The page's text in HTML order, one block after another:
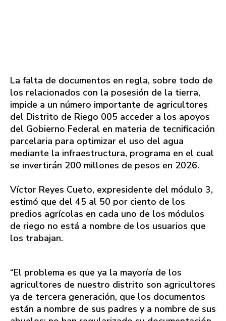
La falta de documentos en regla, sobre todo de
los relacionados con la posesión de la tierra,
impide a un número importante de agricultores
del Distrito de Riego 005 acceder a los apoyos
del Gobierno Federal en materia de tecnificación
parcelaria para optimizar el uso del agua
mediante la infraestructura, programa en el cual
se invertirán 200 millones de pesos en 2026.
Víctor Reyes Cueto, expresidente del módulo 3,
estimó que del 45 al 50 por ciento de los
predios agrícolas en cada uno de los módulos
de riego no está a nombre de los usuarios que
los trabajan.
“El problema es que ya la mayoría de los
agricultores de nuestro distrito son agricultores
ya de tercera generación, que los documentos
están a nombre de sus padres y a nombre de sus